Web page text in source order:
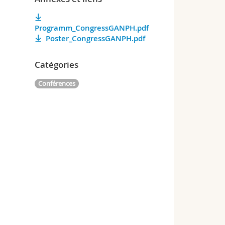
Programm_CongressGANPH.pdf
Poster_CongressGANPH.pdf
Catégories
Conférences